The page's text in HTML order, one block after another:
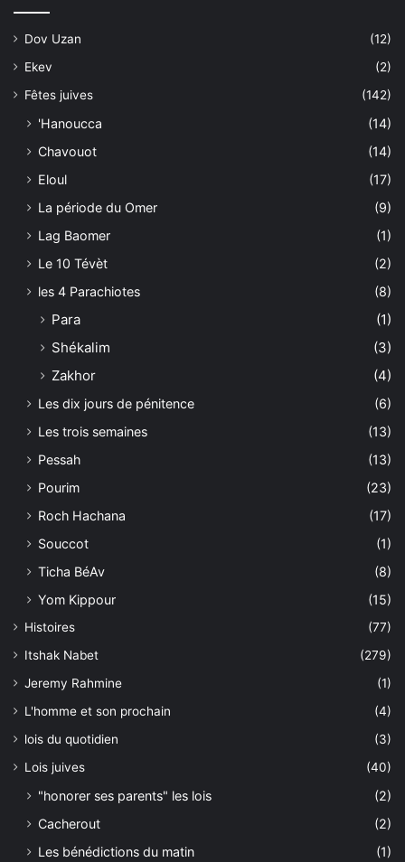
Dov Uzan
(12)
Ekev
(2)
Fêtes juives
(142)
'Hanoucca
(14)
Chavouot
(14)
Eloul
(17)
La période du Omer
(9)
Lag Baomer
(1)
Le 10 Tévèt
(2)
les 4 Parachiotes
(8)
Para
(1)
Shékalim
(3)
Zakhor
(4)
Les dix jours de pénitence
(6)
Les trois semaines
(13)
Pessah
(13)
Pourim
(23)
Roch Hachana
(17)
Souccot
(1)
Ticha BéAv
(8)
Yom Kippour
(15)
Histoires
(77)
Itshak Nabet
(279)
Jeremy Rahmine
(1)
L'homme et son prochain
(4)
lois du quotidien
(3)
Lois juives
(40)
"honorer ses parents" les lois
(2)
Cacherout
(2)
Les bénédictions du matin
(1)